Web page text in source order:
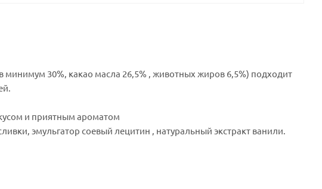
30%, какао масла 26,5% , животных жиров 6,5%) подходит
и приятным ароматом
эмульгатор соевый лецитин , натуральный экстракт ванили.